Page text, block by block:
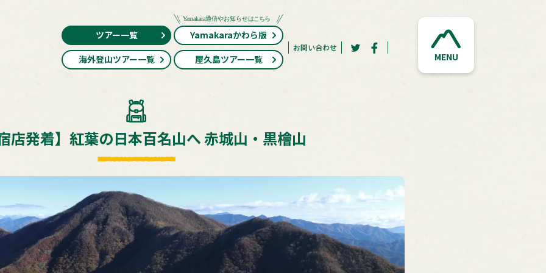
ツアー一覧
Yamakaraかわら版
海外登山ツアー一覧
屋久島ツアー一覧
お問い合わせ
MENU
店発着】紅葉の日本百名山へ 赤城山・黒檜山